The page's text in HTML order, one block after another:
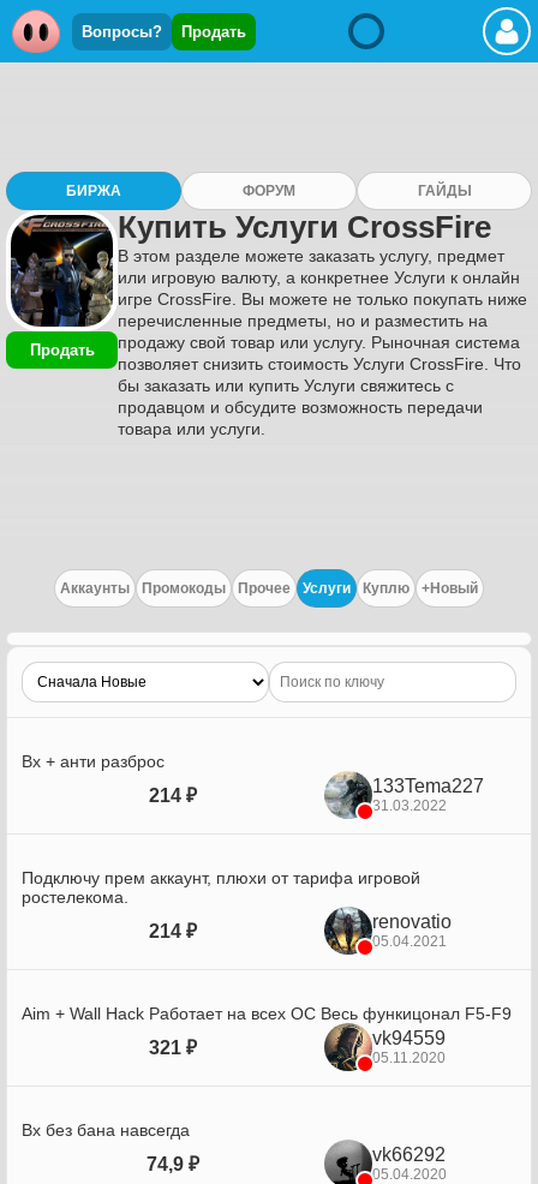
Вопросы? Продать
БИРЖА ФОРУМ ГАЙДЫ
Продать
Купить Услуги CrossFire
В этом разделе можете заказать услугу, предмет
или игровую валюту, а конкретнее Услуги к онлайн
игре CrossFire. Вы можете не только покупать ниже
перечисленные предметы, но и разместить на
продажу свой товар или услугу. Рыночная система
позволяет снизить стоимость Услуги CrossFire. Что
бы заказать или купить Услуги свяжитесь с
продавцом и обсудите возможность передачи
товара или услуги.
Аккаунты Промокоды Прочее Услуги Куплю +Новый
Вх + анти разброс
214 ₽ 133Tema227
31.03.2022
Подключу прем аккаунт, плюхи от тарифа игровой
ростелекома.
214 ₽ renovatio
05.04.2021
Aim + Wall Hack Работает на всех ОС Весь функицонал F5-F9
321 ₽ vk94559
05.11.2020
Вх без бана навсегда
74,9 ₽ vk66292
05.04.2020